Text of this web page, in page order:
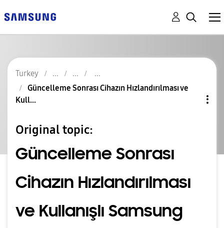
Turkey
Güncelleme Sonrası Cihazın Hızlandırılması ve
Kull...
Original topic:
Güncelleme Sonrası
Cihazın Hızlandırılması
ve Kullanışlı Samsung